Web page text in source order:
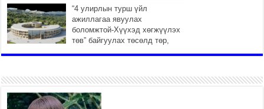
“4 улирлын турш үйл
ажиллагаа явуулах
боломжтой-Хүүхэд хөгжүүлэх
төв” байгуулах төсөлд төр,
Б.Пүрэвдагва: “Урт цагаан”-ыг
залуучууд чөлөөт цагаа